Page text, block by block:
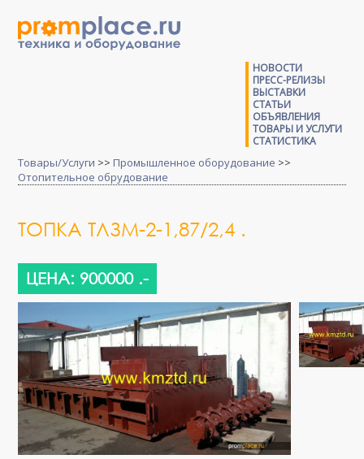
НОВОСТИ
ПРЕСС-РЕЛИЗЫ
ВЫСТАВКИ
СТАТЬИ
ОБЪЯВЛЕНИЯ
ТОВАРЫ И УСЛУГИ
СТАТИСТИКА
Товары/Услуги >> Промышленное оборудование >>
Отопительное обрудование
ТОПКА ТЛЗМ-2-1,87/2,4 .
ЦЕНА: 900000 .-